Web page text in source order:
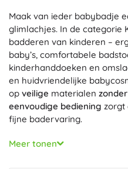
Maak van ieder babybadje
glimlachjes. In de categorie
badderen van kinderen –
baby’s, comfortabele
kinderhanddoeken en
en huidvriendelijke
op veilige materialen
eenvoudige bediening zorgt
fijne badervaring.
Ergonomische babybadjes
hebbenantislip
Meer tonen